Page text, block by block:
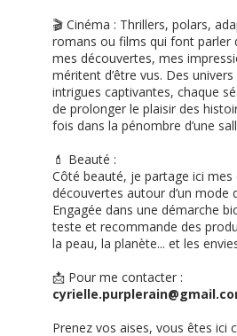
🎬 Cinéma : Thrillers, polars,
romans ou films qui font parler
mes découvertes, mes
méritent d’être vus. Des
intrigues captivantes, chaque
de prolonger le plaisir des
fois dans la pénombre d’une
💄 Beauté :
Côté beauté, je partage ici
découvertes autour d’un mode
Engagée dans une démarche
teste et recommande des
la peau, la planète... et les
📩 Pour me contacter :
Prenez vos aises, vous êtes ici